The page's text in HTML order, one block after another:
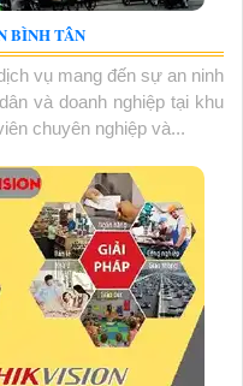
BÌNH TÂN
vụ mang đến sự an ninh
và doanh nghiệp tại khu
chuyên nghiệp và...